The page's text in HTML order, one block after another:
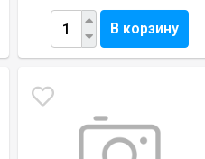
В корзину